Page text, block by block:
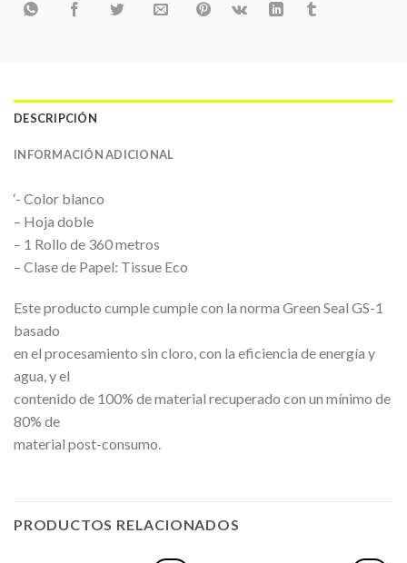
DESCRIPCIÓN
INFORMACIÓN ADICIONAL
‘- Color blanco
– Hoja doble
– 1 Rollo de 360 metros
– Clase de Papel: Tissue Eco
Este producto cumple cumple con la norma Green Seal GS-1
basado
en el procesamiento sin cloro, con la eficiencia de energía y
agua, y el
contenido de 100% de material recuperado con un mínimo de
80% de
material post-consumo.
PRODUCTOS RELACIONADOS